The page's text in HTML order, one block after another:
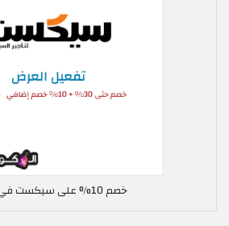
خصم 10% على سيكست في الاردن